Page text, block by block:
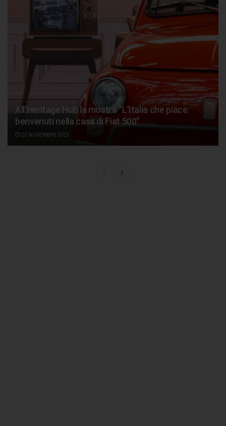
All’Heritage Hub la mostra “L’Italia che piace:
benvenuti nella casa di Fiat 500”
22 NOVEMBRE 2025